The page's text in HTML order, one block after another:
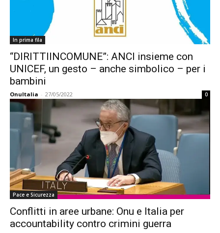
In prima fila
“DIRITTIINCOMUNE”: ANCI insieme con
UNICEF, un gesto – anche simbolico – per i
bambini
OnuItalia - 27/05/2022 0
Pace e Sicurezza
Conflitti in aree urbane: Onu e Italia per
accountability contro crimini guerra